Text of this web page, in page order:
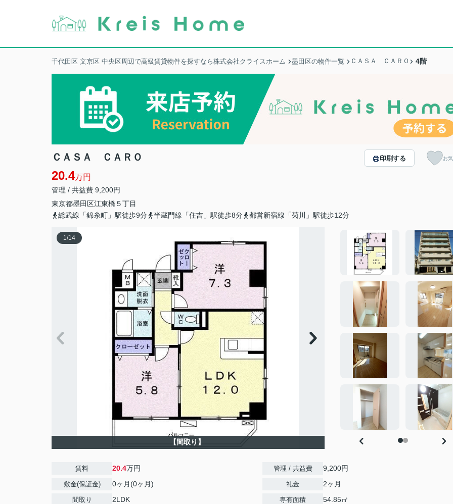
千代田区 文京区 中央区周辺で高級賃貸物件を探すなら株式会社クライスホーム 墨田区の物件一覧 ＣＡＳＡ ＣＡＲＯ 4階
ＣＡＳＡ ＣＡＲＯ
20.4万円
管理 / 共益費 9,200円
東京都墨田区江東橋５丁目
総武線「錦糸町」駅徒歩9分
半蔵門線「住吉」駅徒歩8分 都営新宿線「菊川」駅徒歩12分
印刷する お
1/14
【間取り】
賃料 20.4万円
敷金(保証金) 0ヶ月(0ヶ月)
間取り 2LDK
管理 / 共益費 9,200円
礼金 2ヶ月
専有面積 54.85㎡